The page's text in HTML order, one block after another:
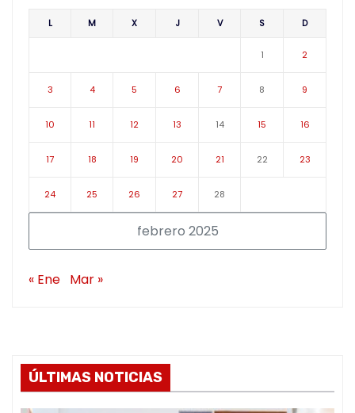
febrero 2025
L M X J V S D
1 2
3 4 5 6 7 8 9
10 11 12 13 14 15 16
17 18 19 20 21 22 23
24 25 26 27 28
« Ene Mar »
ÚLTIMAS NOTICIAS